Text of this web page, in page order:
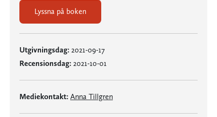
Lyssna på boken
Utgivningsdag: 2021-09-17
Recensionsdag: 2021-10-01
Mediekontakt: Anna Tillgren